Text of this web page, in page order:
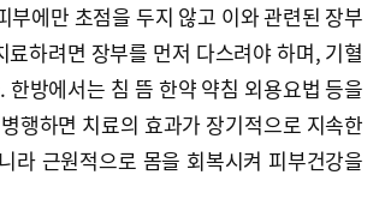
에만 초점을 두지 않고 이와 관련된 장부
하려면 장부를 먼저 다스려야 하며, 기혈
방에서는 침 뜸 한약 약침 외용요법 등을
행하면 치료의 효과가 장기적으로 지속한
라 근원적으로 몸을 회복시켜 피부건강을